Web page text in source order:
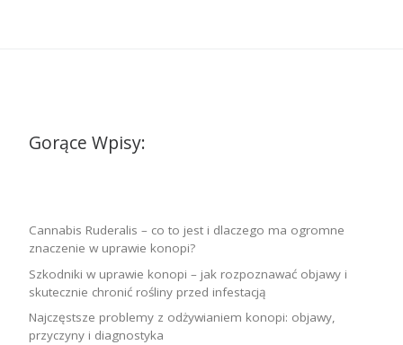
Gorące Wpisy:
Cannabis Ruderalis – co to jest i dlaczego ma ogromne
znaczenie w uprawie konopi?
Szkodniki w uprawie konopi – jak rozpoznawać objawy i
skutecznie chronić rośliny przed infestacją
Najczęstsze problemy z odżywianiem konopi: objawy,
przyczyny i diagnostyka